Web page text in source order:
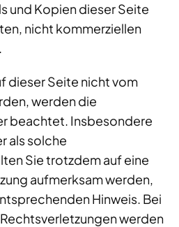
und Kopien dieser Seite
nicht kommerziellen
dieser Seite nicht vom
werden die
beachtet. Insbesondere
als solche
Sie trotzdem auf eine
aufmerksam werden,
Hinweis. Bei
werden